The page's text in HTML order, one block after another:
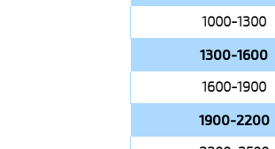
1000-1300
1300-1600
1600-1900
1900-2200